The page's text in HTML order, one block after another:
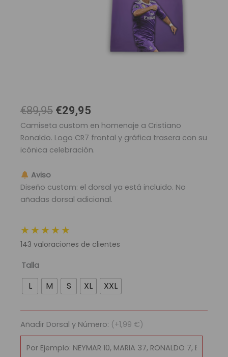
€89,95 El
precio
original
era:
€29,95
precio
actual
es:
Camiseta custom en homenaje a Cristiano
Ronaldo. Logo CR7 frontal y gráfica trasera con su
icónica celebración.
Aviso
Diseño custom: el dorsal ya está incluido. No
añadas dorsal adicional.
★★★★★
143 valoraciones de clientes
Talla
L M S XL XXL
Añadir Dorsal y Número: (+1,99 €)
Camiseta
Retro
Real
x
Cristiano
Ronaldo